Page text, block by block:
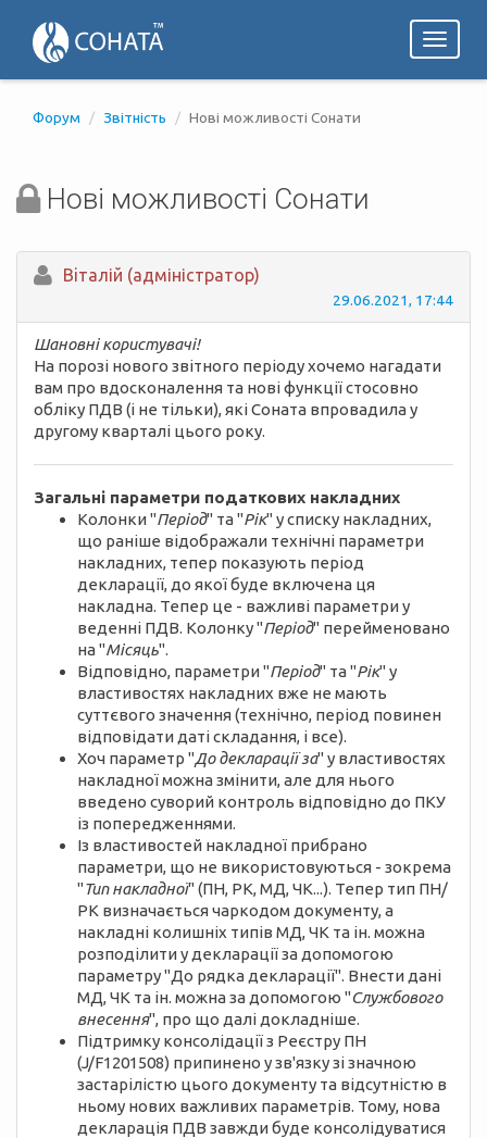
Toggle
Форум Звітність Нові можливості Сонати
Нові можливості Сонати
Вiталій (адміністратор)
29.06.2021, 17:44
Шановні користувачі!
На порозі нового звітного періоду хочемо нагадати
вам про вдосконалення та нові функції стосовно
обліку ПДВ (і не тільки), які Соната впровадила у
другому кварталі цього року.
Загальні параметри податкових накладних
Колонки "Період" та "Рік" у списку накладних,
що раніше відображали технічні параметри
накладних, тепер показують період
декларації, до якої буде включена ця
накладна. Тепер це - важливі параметри у
веденні ПДВ. Колонку "Період" перейменовано
на "Місяць".
Відповідно, параметри "Період" та "Рік" у
властивостях накладних вже не мають
суттєвого значення (технічно, період повинен
відповідати даті складання, і все).
Хоч параметр "До декларації за" у властивостях
накладної можна змінити, але для нього
введено суворий контроль відповідно до ПКУ
із попередженнями.
Із властивостей накладної прибрано
параметри, що не використовуються - зокрема
"Тип накладної" (ПН, РК, МД, ЧК...). Тепер тип ПН/
РК визначається чаркодом документу, а
накладні колишніх типів МД, ЧК та ін. можна
розподілити у декларації за допомогою
параметру "До рядка декларації". Внести дані
МД, ЧК та ін. можна за допомогою "Службового
внесення", про що далі докладніше.
Підтримку консолідації з Реєстру ПН
(J/F1201508) припинено у зв'язку зі значною
застарілістю цього документу та відсутністю в
ньому нових важливих параметрів. Тому, нова
декларація ПДВ завжди буде консолідуватися